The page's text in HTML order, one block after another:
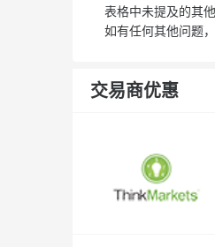
表格中未提及的其
如有任何其他问题
交易商优惠